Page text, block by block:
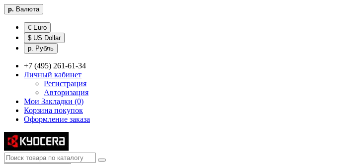
р. Валюта
€ Euro
$ US Dollar
р. Рубль
+7 (495) 261-61-34
Личный кабинет
Регистрация
Авторизация
Мои Закладки (0)
Корзина покупок
Оформление заказа